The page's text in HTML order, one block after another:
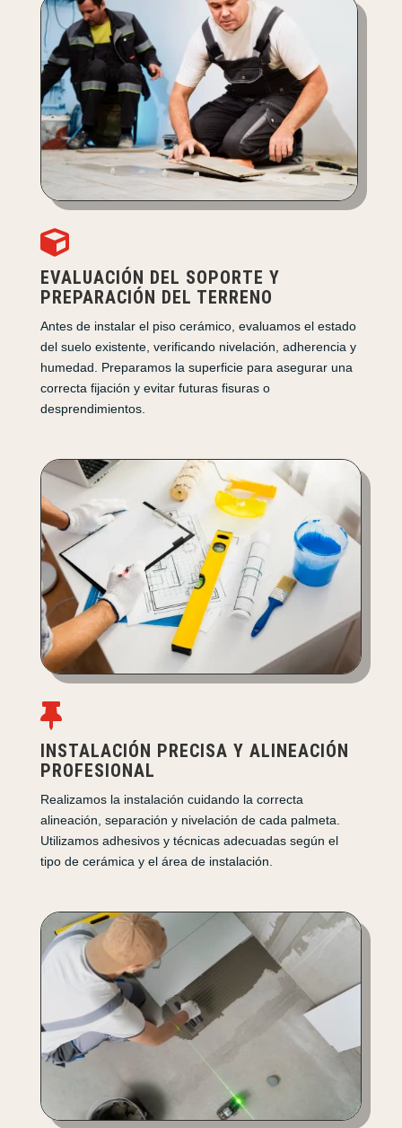

EVALUACIÓN DEL SOPORTE Y
PREPARACIÓN DEL TERRENO
Antes de instalar el piso cerámico, evaluamos el estado
del suelo existente, verificando nivelación, adherencia y
humedad. Preparamos la superficie para asegurar una
correcta fijación y evitar futuras fisuras o
desprendimientos.

INSTALACIÓN PRECISA Y ALINEACIÓN
PROFESIONAL
Realizamos la instalación cuidando la correcta
alineación, separación y nivelación de cada palmeta.
Utilizamos adhesivos y técnicas adecuadas según el
tipo de cerámica y el área de instalación.